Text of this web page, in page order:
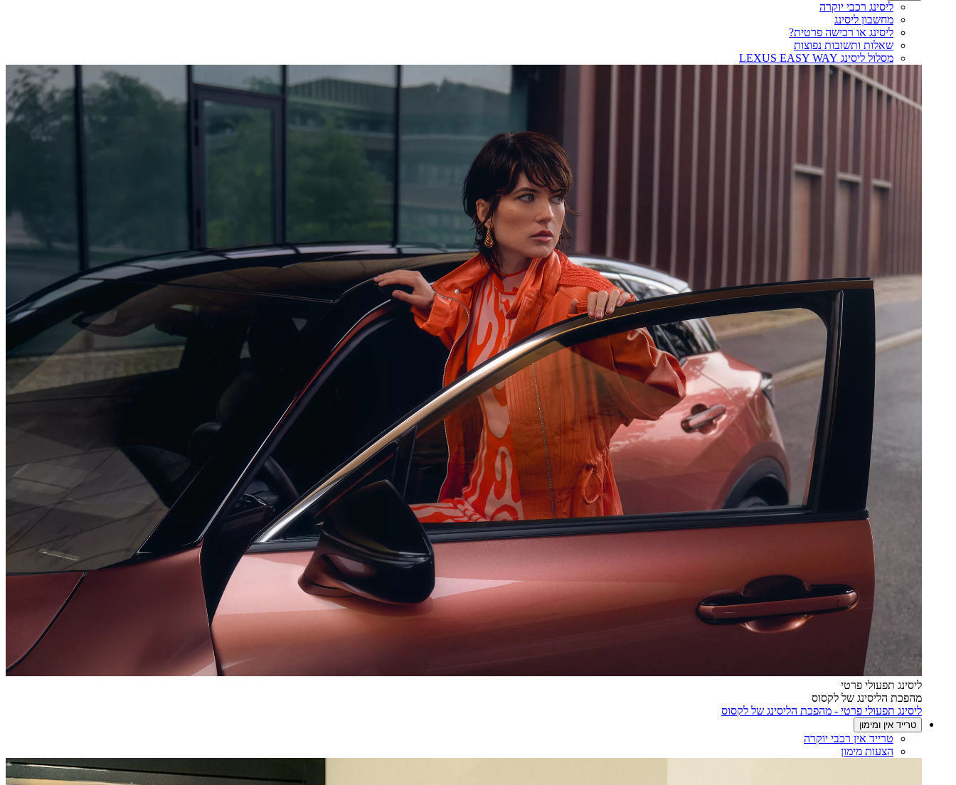
ליסינג רכבי יוקרה
מחשבון ליסינג
ליסינג או רכישה פרטית?
שאלות ותשובות נפוצות
מסלול ליסינג LEXUS EASY WAY
ליסינג תפעולי פרטי
מהפכת הליסינג של לקסוס
ליסינג תפעולי פרטי - מהפכת הליסינג של לקסוס
טרייד אין ומימון
טרייד אין רכבי יוקרה
הצעות מימון